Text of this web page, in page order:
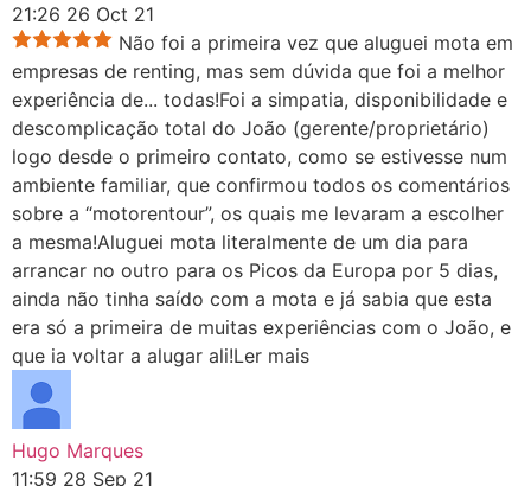
21:26 26 Oct 21
Não foi a primeira vez que aluguei mota em
empresas de renting, mas sem dúvida que foi a melhor
experiência de... todas!Foi a simpatia, disponibilidade e
descomplicação total do João (gerente/proprietário)
logo desde o primeiro contato, como se estivesse num
ambiente familiar, que confirmou todos os comentários
sobre a “motorentour”, os quais me levaram a escolher
a mesma!Aluguei mota literalmente de um dia para
arrancar no outro para os Picos da Europa por 5 dias,
ainda não tinha saído com a mota e já sabia que esta
era só a primeira de muitas experiências com o João, e
que ia voltar a alugar ali!Ler mais
Hugo Marques
11:59 28 Sep 21